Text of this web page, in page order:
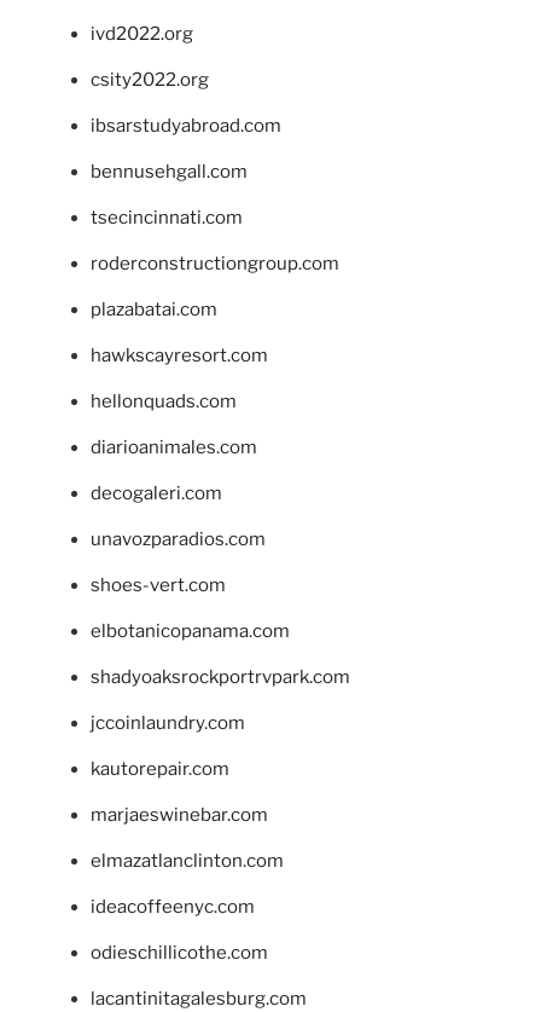
ivd2022.org
csity2022.org
ibsarstudyabroad.com
bennusehgall.com
tsecincinnati.com
roderconstructiongroup.com
plazabatai.com
hawkscayresort.com
hellonquads.com
diarioanimales.com
decogaleri.com
unavozparadios.com
shoes-vert.com
elbotanicopanama.com
shadyoaksrockportrvpark.com
jccoinlaundry.com
kautorepair.com
marjaeswinebar.com
elmazatlanclinton.com
ideacoffeenyc.com
odieschillicothe.com
lacantinitagalesburg.com